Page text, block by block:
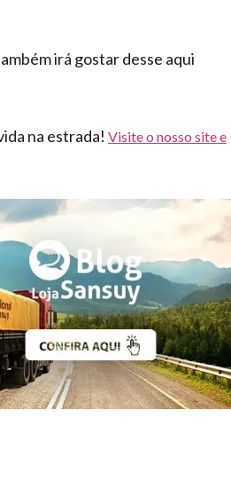
irá gostar desse aqui
na estrada! Visite o nosso site e